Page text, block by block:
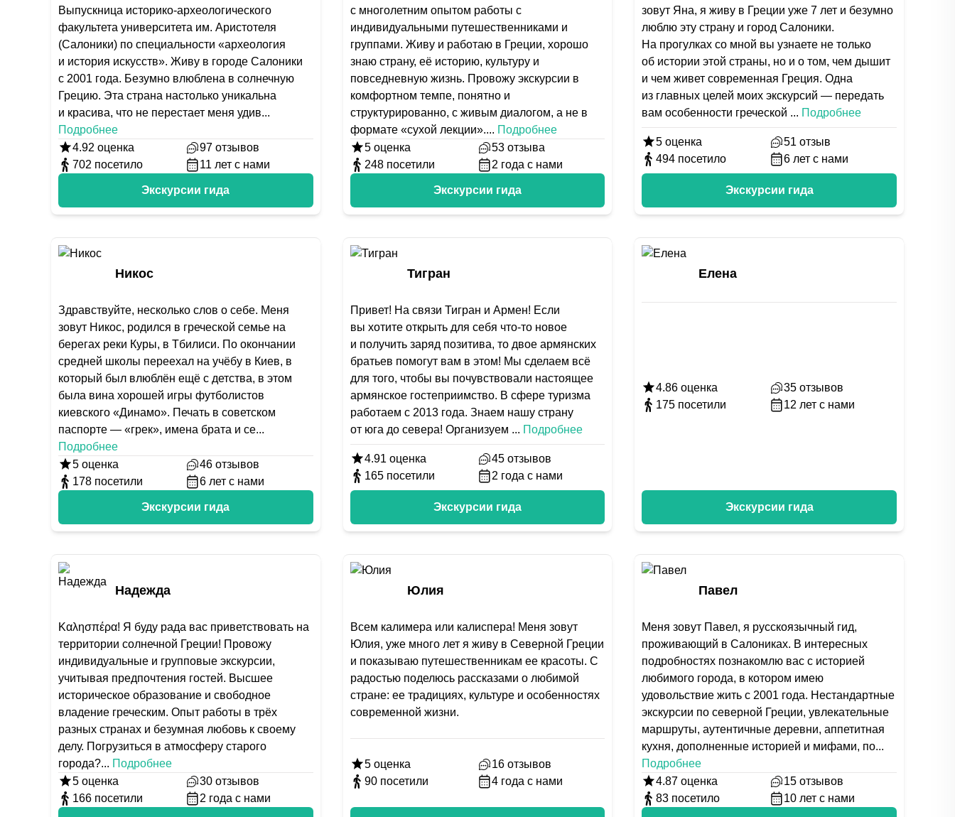
Выпускница историко-археологического
факультета университета им. Аристотеля
(Салоники) по специальности «археология
и история искусств». Живу в городе Салоники
с 2001 года. Безумно влюблена в солнечную
Грецию. Эта страна настолько уникальна
и красива, что не перестает меня удив...
Подробнее
4.92 оценка 97 отзывов
702 посетило 11 лет с нами
Экскурсии гида
с многолетним опытом работы с
индивидуальными путешественниками и
группами. Живу и работаю в Греции, хорошо
знаю страну, её историю, культуру и
повседневную жизнь. Провожу экскурсии в
комфортном темпе, понятно и
структурированно, с живым диалогом, а не в
формате «сухой лекции».... Подробнее
5оценка 53 отзыва
248 посетили 2 года с нами
Экскурсии гида
зовут Яна, я живу в Греции уже 7 лет и безумно
люблю эту страну и город Салоники.
На прогулках со мной вы узнаете не только
об истории этой страны, но и о том, чем дышит
и чем живет современная Греция. Одна
из главных целей моих экскурсий — передать
вам особенности греческой ... Подробнее
5 оценка 51 отзыв
494 посетило 6 лет с нами
Экскурсии гида
Никос
Здравствуйте, несколько слов о себе. Меня
зовут Никос, родился в греческой семье на
берегах реки Куры, в Тбилиси. По окончании
средней школы переехал на учёбу в Киев, в
который был влюблён ещё с детства, в этом
была вина хорошей игры футболистов
киевского «Динамо». Печать в советском
паспорте — «грек», имена брата и се...
Подробнее
5 оценка 46 отзывов
178 посетили 6 лет с нами
Экскурсии гида
Тигран
Привет! На связи Тигран и Армен! Если
вы хотите открыть для себя что-то новое
и получить заряд позитива, то двое армянских
братьев помогут вам в этом! Мы сделаем всё
для того, чтобы вы почувствовали настоящее
армянское гостеприимство. В сфере туризма
работаем с 2013 года. Знаем нашу страну
от юга до севера! Организуем ... Подробнее
4.91 оценка 45 отзывов
165 посетили 2 года с нами
Экскурсии гида
Елена
4.86 оценка 35 отзывов
175 посетили 12 лет с нами
Экскурсии гида
Надежда
Καλησπέρα! Я буду рада вас приветствовать на
территории солнечной Греции! Провожу
индивидуальные и групповые экскурсии,
учитывая предпочтения гостей. Высшее
историческое образование и свободное
владение греческим. Опыт работы в трёх
разных странах и безумная любовь к своему
делу. Погрузиться в атмосферу старого
города?... Подробнее
5 оценка 30 отзывов
166 посетили 2 года с нами
Юлия
Всем калимера или калиспера! Меня зовут
Юлия, уже много лет я живу в Северной Греции
и показываю путешественникам ее красоты. С
радостью поделюсь рассказами о любимой
стране: ее традициях, культуре и особенностях
современной жизни.
5оценка 16 отзывов
90 посетили 4 года с нами
Павел
Меня зовут Павел, я русскоязычный гид,
проживающий в Салониках. В интересных
подробностях познакомлю вас с историей
любимого города, в котором имею
удовольствие жить с 2001 года. Нестандартные
экскурсии по северной Греции, увлекательные
маршруты, аутентичные деревни, аппетитная
кухня, дополненные историей и мифами, по...
Подробнее
4.87 оценка 15 отзывов
83 посетило 10 лет с нами